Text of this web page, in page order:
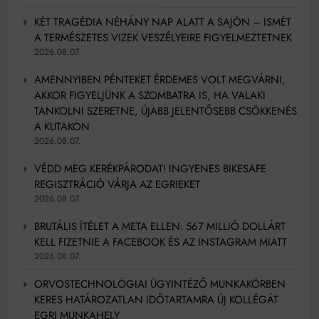
KÉT TRAGÉDIA NÉHÁNY NAP ALATT A SAJÓN – ISMÉT
A TERMÉSZETES VIZEK VESZÉLYEIRE FIGYELMEZTETNEK
2026.08.07.
AMENNYIBEN PÉNTEKET ÉRDEMES VOLT MEGVÁRNI,
AKKOR FIGYELJÜNK A SZOMBATRA IS, HA VALAKI
TANKOLNI SZERETNE, ÚJABB JELENTŐSEBB CSÖKKENÉS
A KUTAKON
2026.08.07.
VÉDD MEG KERÉKPÁRODAT! INGYENES BIKESAFE
REGISZTRÁCIÓ VÁRJA AZ EGRIEKET
2026.08.07.
BRUTÁLIS ÍTÉLET A META ELLEN: 567 MILLIÓ DOLLÁRT
KELL FIZETNIE A FACEBOOK ÉS AZ INSTAGRAM MIATT
2026.08.07.
ORVOSTECHNOLÓGIAI ÜGYINTÉZŐ MUNKAKÖRBEN
KERES HATÁROZATLAN IDŐTARTAMRA ÚJ KOLLÉGÁT
EGRI MUNKAHELY